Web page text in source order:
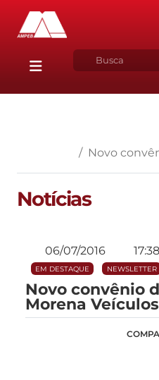
Novo convênio
Notícias
06/07/2016 17:38
EM DESTAQUE NEWSLETTER
Novo convênio
Morena Veículos